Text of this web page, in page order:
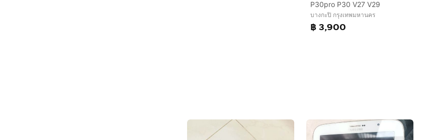
P30pro P30 V27 V29
บางกะปิ กรุงเทพมหานคร
฿ 3,900